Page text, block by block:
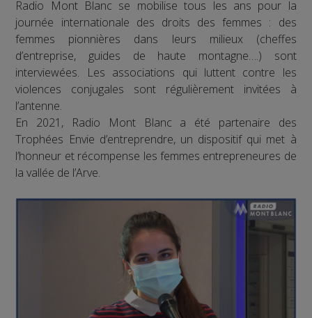
Radio Mont Blanc se mobilise tous les ans pour la
journée internationale des droits des femmes : des
femmes pionnières dans leurs milieux (cheffes
d’entreprise, guides de haute montagne….) sont
interviewées. Les associations qui luttent contre les
violences conjugales sont régulièrement invitées à
l’antenne.
En 2021, Radio Mont Blanc a été partenaire des
Trophées Envie d’entreprendre, un dispositif qui met à
l’honneur et récompense les femmes entrepreneures de
la vallée de l’Arve.